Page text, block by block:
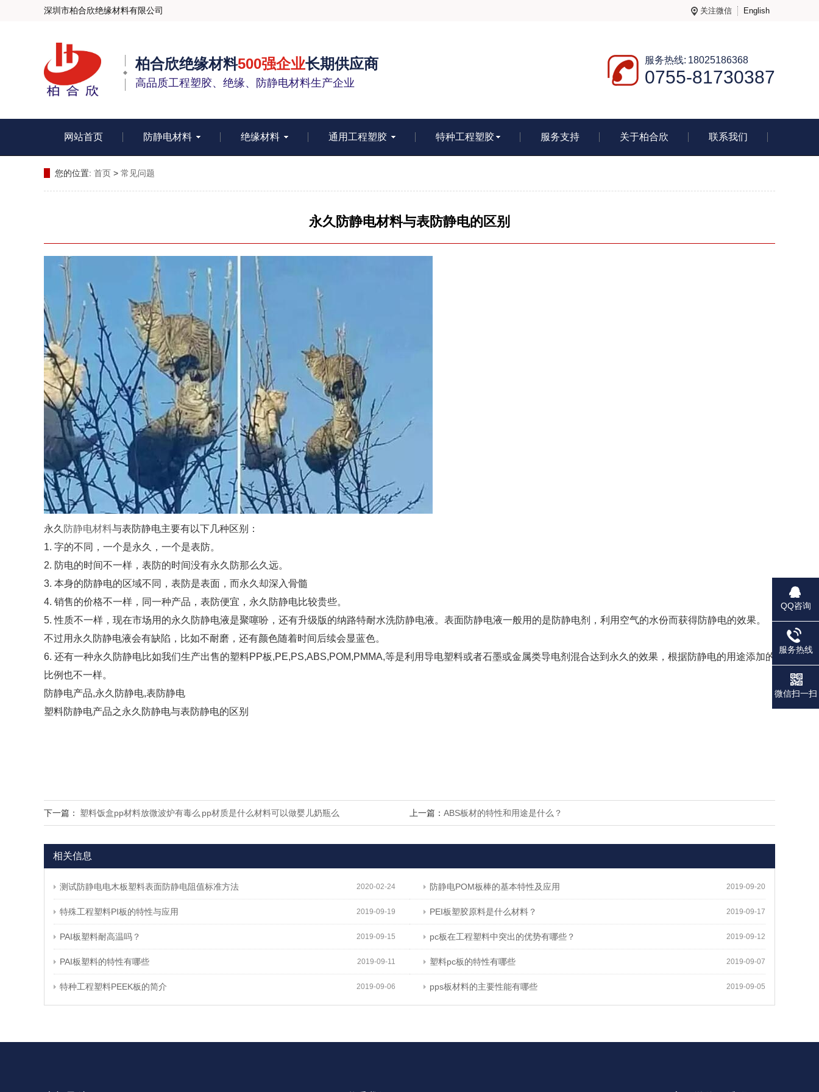
深圳市柏合欣绝缘材料有限公司 关注微信 English
柏合欣绝缘材料500强企业长期供应商
高品质工程塑胶、绝缘、防静电材料生产企业
服务热线: 18025186368
0755-81730387
网站首页 防静电材料 绝缘材料 通用工程塑胶 特种工程塑胶 服务支持 关于柏合欣 联系我们
您的位置: 首页 > 常见问题
永久防静电材料与表防静电的区别
永久 防静电材料与表防静电主要有以下几种区别：
1. 字的不同，一个是永久，一个是表防。
2. 防电的时间不一样，表防的时间没有永久防那么久远。
3. 本身的防静电的区域不同，表防是表面，而永久却深入骨髓
4. 销售的价格不一样，同一种产品，表防便宜，永久防静电比较贵些。
5. 性质不一样，现在市场用的永久防静电液是聚噻吩，还有升级版的纳路特耐水洗防静电液。表面防静电液一般用的是防静电剂，利用空气的水份而获得防静电的效果。
不过用永久防静电液会有缺陷，比如不耐磨，还有颜色随着时间后续会显蓝色。
6. 还有一种永久防静电比如我们生产出售的塑料PP板,PE,PS,ABS,POM,PMMA,等是利用导电塑料或者石墨或金属类导电剂混合达到永久的效果，根据防静电的用途添加的
比例也不一样。
防静电产品,永久防静电,表防静电
塑料防静电产品之永久防静电与表防静电的区别
上一篇： ABS板材的特性和用途是什么？
下一篇： 塑料饭盒pp材料放微波炉有毒么 pp材质是什么材料可以做婴儿奶瓶么
相关信息
2020-02-24
测试防静电电木板塑料表面防静电阻值标准方法 2019-09-20
防静电POM板棒的基本特性及应用
2019-09-19
特殊工程塑料PI板的特性与应用 2019-09-17
PEI板塑胶原料是什么材料？
2019-09-15
PAI板塑料耐高温吗？ 2019-09-12
pc板在工程塑料中突出的优势有哪些？
2019-09-11
PAI板塑料的特性有哪些 2019-09-07
塑料pc板的特性有哪些
2019-09-06
特种工程塑料PEEK板的简介 2019-09-05
pps板材料的主要性能有哪些
QQ咨询
服务热线
微信扫一扫